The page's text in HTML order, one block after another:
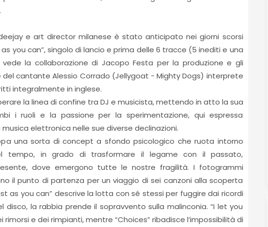
e art director milanese è stato anticipato nei giorni scorsi
you can”, singolo di lancio e prima delle 6 tracce (5 inediti e una
la collaborazione di Jacopo Festa per la produzione e gli
cantante Alessio Corrado (Jellygoat - Mighty Dogs) interprete
integralmente in inglese.
la linea di confine tra DJ e musicista, mettendo in atto la sua
i ruoli e la passione per la sperimentazione, qui espressa
elettronica nelle sue diverse declinazioni.
una sorta di concept a sfondo psicologico che ruota intorno
tempo, in grado di trasformare il legame con il passato,
dove emergono tutte le nostre fragilità. I fotogrammi
il punto di partenza per un viaggio di sei canzoni alla scoperta
as you can” descrive la lotta con sé stessi per fuggire dai ricordi
disco, la rabbia prende il sopravvento sulla malinconia. “I let you
rimorsi e dei rimpianti, mentre “Choices” ribadisce l’impossibilità di